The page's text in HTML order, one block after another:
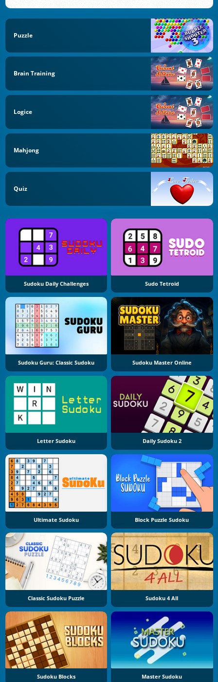
Puzzle
Brain Training
Logice
Mahjong
Quiz
Sudoku Daily Challenges Sudo Tetroid
Sudoku Guru: Classic Sudoku Sudoku Master Online
Letter Sudoku Daily Sudoku 2
Ultimate Sudoku Block Puzzle Sudoku
Classic Sudoku Puzzle Sudoku 4 All
Sudoku Blocks Master Sudoku